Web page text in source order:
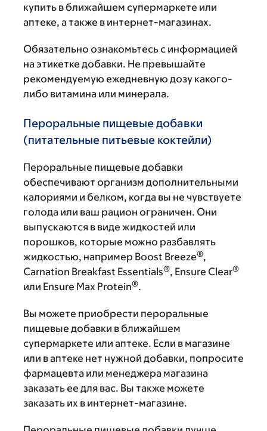
купить в ближайшем супермаркете или
аптеке, а также в интернет-магазинах.
Обязательно ознакомьтесь с информацией
на этикетке добавки. Не превышайте
рекомендуемую ежедневную дозу какого-
либо витамина или минерала.
Пероральные пищевые добавки
(питательные питьевые коктейли)
Пероральные пищевые добавки
обеспечивают организм дополнительными
калориями и белком, когда вы не чувствуете
голода или ваш рацион ограничен. Они
выпускаются в виде жидкостей или
порошков, которые можно разбавлять
жидкостью, например Boost Breeze®,
Carnation Breakfast Essentials®, Ensure Clear®
или Ensure Max Protein®.
Вы можете приобрести пероральные
пищевые добавки в ближайшем
супермаркете или аптеке. Если в магазине
или в аптеке нет нужной добавки, попросите
фармацевта или менеджера магазина
заказать ее для вас. Вы также можете
заказать их в интернет-магазине.